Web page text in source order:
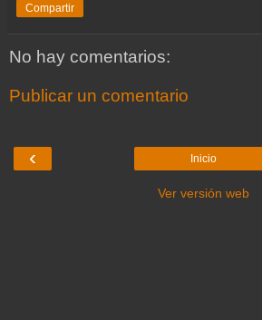
Compartir
No hay comentarios:
Publicar un comentario
‹ Inicio
Ver versión web